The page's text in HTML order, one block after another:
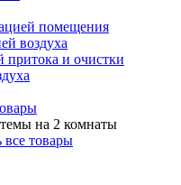
помещения
воздуха
и очистки
на 2 комнаты
все товары